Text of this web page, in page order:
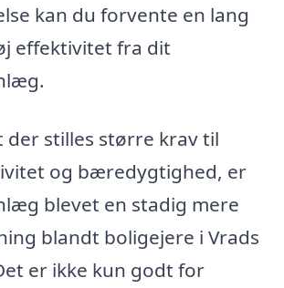
kan du forvente en lang
effektivitet fra dit
der stilles større krav til
og bæredygtighed, er
blevet en stadig mere
blandt boligejere i Vrads
er ikke kun godt for